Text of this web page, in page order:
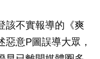
該不實報導的《爽
意P圖誤導大眾，